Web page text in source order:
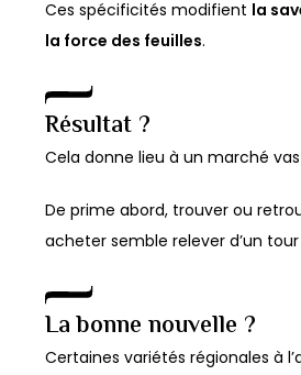
Ces spécificités modifient la
la force des feuilles.
Résultat ?
Cela donne lieu à un marché
De prime abord, trouver ou
acheter semble relever d’un
La bonne nouvelle ?
Certaines variétés régionales à